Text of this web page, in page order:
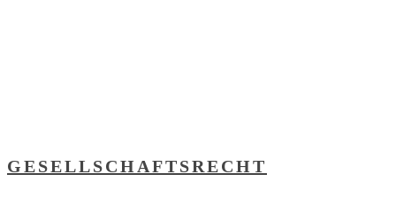
GESELLSCHAFTSRECHT